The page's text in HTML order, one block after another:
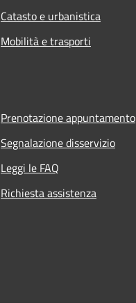
Catasto e urbanistica
Mobilità e trasporti
Prenotazione appuntamento
Segnalazione disservizio
Leggi le FAQ
Richiesta assistenza